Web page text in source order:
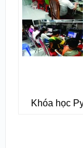
Khóa học